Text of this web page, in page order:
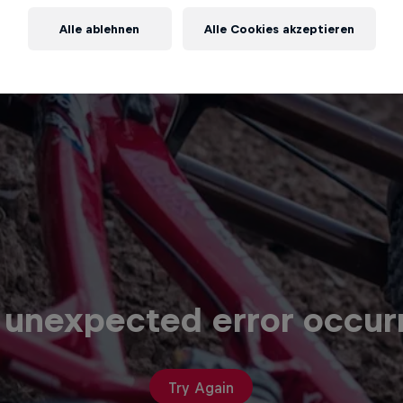
error
Try Again
Alle ablehnen Alle Cookies akzeptieren